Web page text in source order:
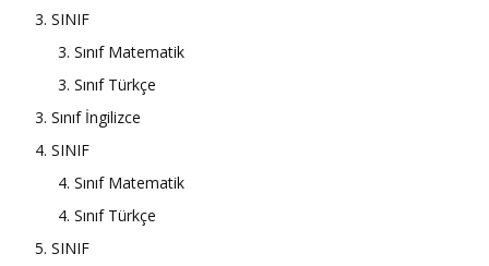
3. SINIF
3. Sınıf Matematik
3. Sınıf Türkçe
3. Sınıf İngilizce
4. SINIF
4. Sınıf Matematik
4. Sınıf Türkçe
5. SINIF